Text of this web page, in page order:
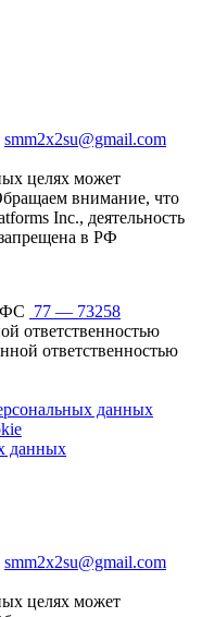
smm2x2su@gmail.com
целях может
внимание, что
Inc., деятельность
в РФ
ФС 77 — 73258
ответственностью
ответственностью
данных
данных
smm2x2su@gmail.com
целях может